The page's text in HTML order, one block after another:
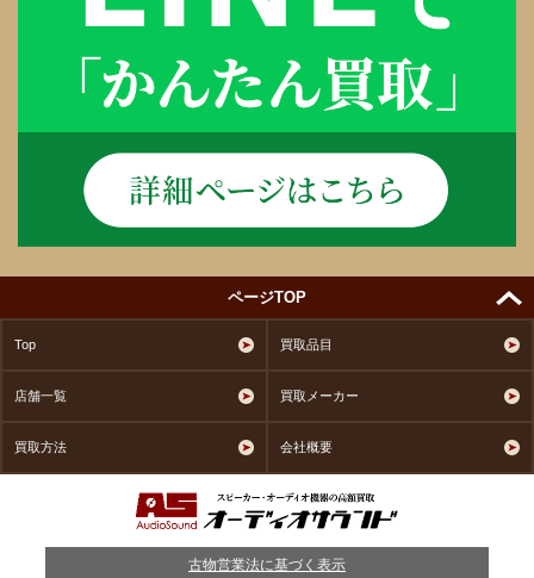
ページTOP
Top 買取品目
店舗一覧 買取メーカー
買取方法 会社概要
古物営業法に基づく表示